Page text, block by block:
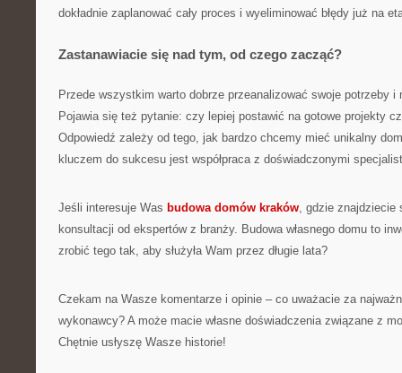
dokładnie zaplanować cały proces i wyeliminować błędy już na
Zastanawiacie się nad tym, od czego zacząć?
Przede wszystkim warto dobrze przeanalizować swoje potrzeby i
Pojawia się też pytanie: czy lepiej postawić na gotowe projekty
Odpowiedź zależy od tego, jak bardzo chcemy mieć unikalny
kluczem do sukcesu jest współpraca z doświadczonymi
Jeśli interesuje Was budowa domów kraków, gdzie znajdziecie
konsultacji od ekspertów z branży. Budowa własnego domu to
zrobić tego tak, aby służyła Wam przez długie lata?
Czekam na Wasze komentarze i opinie – co uważacie za
wykonawcy? A może macie własne doświadczenia związane z
Chętnie usłyszę Wasze historie!